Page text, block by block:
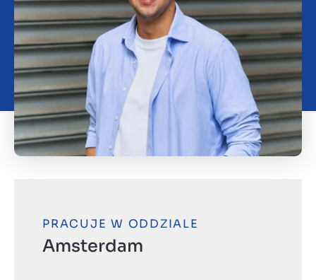
O nas
Kontakt
PL
PRACUJE W ODDZIALE
Amsterdam